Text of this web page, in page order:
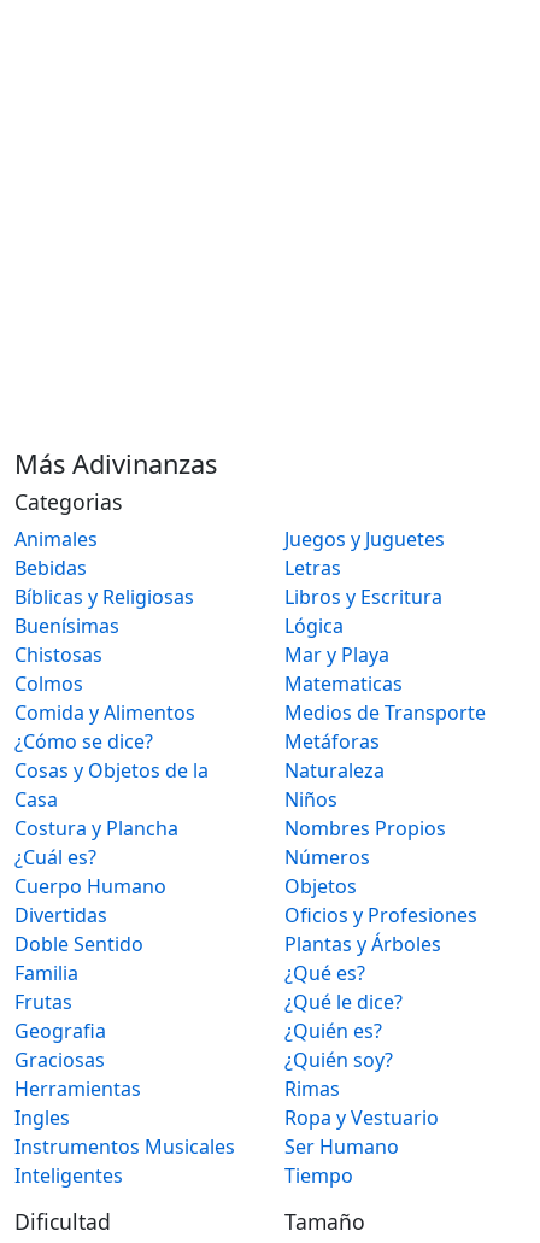
Más Adivinanzas
Categorias
Animales
Bebidas
Bíblicas y Religiosas
Buenísimas
Chistosas
Colmos
Comida y Alimentos
¿Cómo se dice?
Cosas y Objetos de la
Casa
Costura y Plancha
¿Cuál es?
Cuerpo Humano
Divertidas
Doble Sentido
Familia
Frutas
Geografia
Graciosas
Herramientas
Ingles
Instrumentos Musicales
Inteligentes
Juegos y Juguetes
Letras
Libros y Escritura
Lógica
Mar y Playa
Matematicas
Medios de Transporte
Metáforas
Naturaleza
Niños
Nombres Propios
Números
Objetos
Oficios y Profesiones
Plantas y Árboles
¿Qué es?
¿Qué le dice?
¿Quién es?
¿Quién soy?
Rimas
Ropa y Vestuario
Ser Humano
Tiempo
Dificultad Tamaño